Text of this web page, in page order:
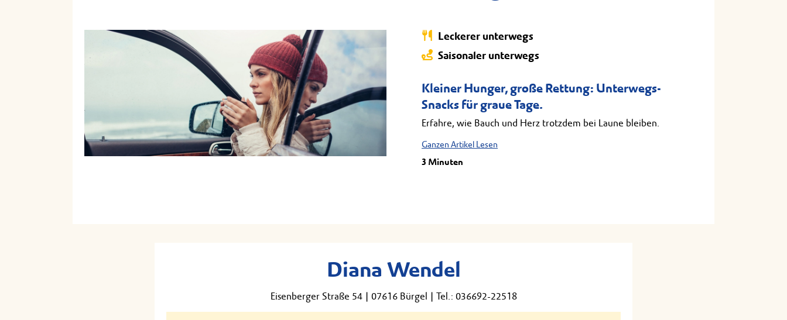
Leckerer unterwegs
Saisonaler unterwegs
Kleiner Hunger, große Rettung: Unterwegs-
Snacks für graue Tage.
Erfahre, wie Bauch und Herz trotzdem bei Laune bleiben.
Ganzen Artikel Lesen
3 Minuten
Diana Wendel
Eisenberger Straße 54| 07616 Bürgel | Tel.: 036692-22518